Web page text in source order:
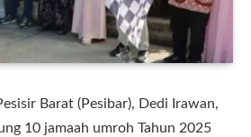
Barat (Pesibar), Dedi Irawan,
10 jamaah umroh Tahun 2025